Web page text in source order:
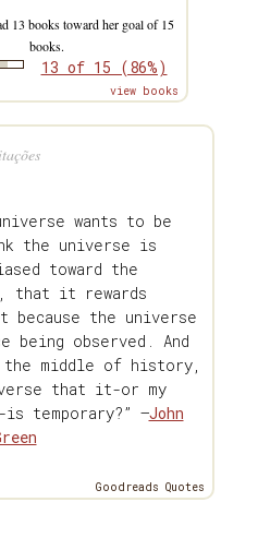
13 books toward her goal of 15
books.
13 of 15 (86%)
view books
wants to be
the universe is
toward the
that it rewards
the universe
being observed. And
middle of history,
that it-or my
temporary?” —John
Goodreads Quotes